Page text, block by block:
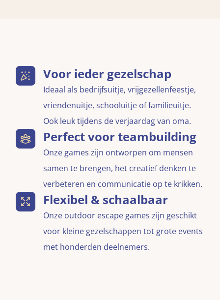
Voor ieder gezelschap
Ideaal als bedrijfsuitje, vrijgezellenfeestje,
vriendenuitje, schooluitje of familieuitje.
Ook leuk tijdens de verjaardag van oma.
Perfect voor teambuilding
Onze games zijn ontworpen om mensen
samen te brengen, het creatief denken te
verbeteren en communicatie op te krikken.
Flexibel & schaalbaar
Onze outdoor escape games zijn geschikt
voor kleine gezelschappen tot grote events
met honderden deelnemers.